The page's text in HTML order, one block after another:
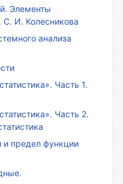
Элементы
С. И. Колесникова
анализа
Часть 1.
Часть 2.
и предел функции